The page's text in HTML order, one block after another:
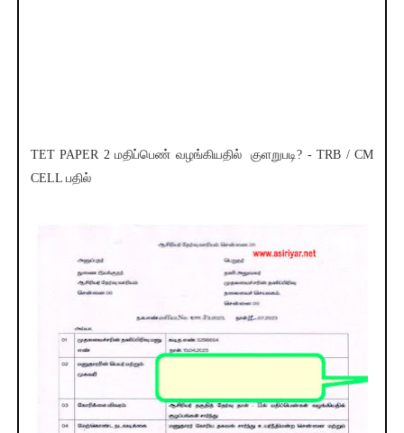
TET PAPER 2 மதிப்பெண் வழங்கியதில் குளறுபடி? - TRB / CM
CELL பதில்